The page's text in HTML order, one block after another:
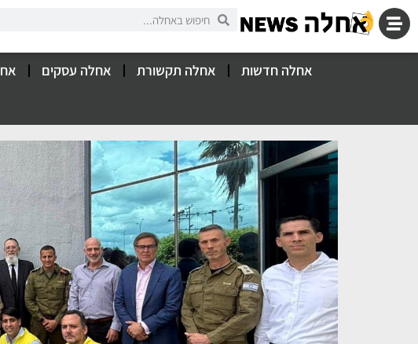
אחלה חדשות אחלה תקשורת אחלה עסקים